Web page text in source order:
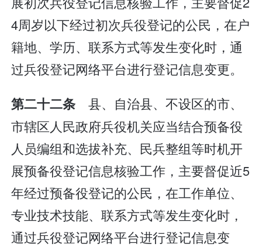
4周岁以下经过初次兵役登记的公民，在户
籍地、学历、联系方式等发生变化时，通
过兵役登记网络平台进行登记信息变更。
第二十二条 县、自治县、不设区的市、
市辖区人民政府兵役机关应当结合预备役
人员编组和选拔补充、民兵整组等时机开
展预备役登记信息核验工作，主要督促近5
年经过预备役登记的公民，在工作单位、
专业技术技能、联系方式等发生变化时，
通过兵役登记网络平台进行登记信息变